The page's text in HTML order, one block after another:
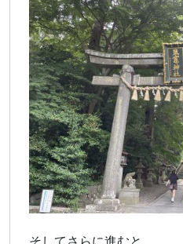
そしてさらに進むと…